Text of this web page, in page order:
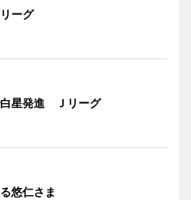
ーグ
白星発進 Ｊリーグ
悠仁さま